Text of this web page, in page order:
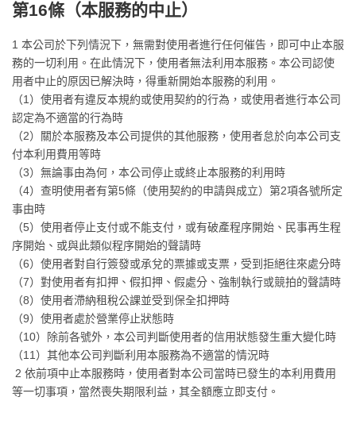
第16條（本服務的中止）
1 本公司於下列情況下，無需對使用者進行任何催告，即可中止本服
務的一切利用。在此情況下，使用者無法利用本服務。本公司認使
用者中止的原因已解決時，得重新開始本服務的利用。
（1）使用者有違反本規約或使用契約的行為，或使用者進行本公司
認定為不適當的行為時
（2）關於本服務及本公司提供的其他服務，使用者怠於向本公司支
付本利用費用等時
（3）無論事由為何，本公司停止或終止本服務的利用時
（4）查明使用者有第5條（使用契約的申請與成立）第2項各號所定
事由時
（5）使用者停止支付或不能支付，或有破產程序開始、民事再生程
序開始、或與此類似程序開始的聲請時
（6）使用者對自行簽發或承兌的票據或支票，受到拒絕往來處分時
（7）對使用者有扣押、假扣押、假處分、強制執行或競拍的聲請時
（8）使用者滯納租稅公課並受到保全扣押時
（9）使用者處於營業停止狀態時
（10）除前各號外，本公司判斷使用者的信用狀態發生重大變化時
（11）其他本公司判斷利用本服務為不適當的情況時
2 依前項中止本服務時，使用者對本公司當時已發生的本利用費用
等一切事項，當然喪失期限利益，其全額應立即支付。